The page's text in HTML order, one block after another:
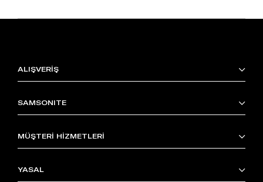
ALIŞVERİŞ
SAMSONITE
MÜŞTERİ HİZMETLERİ
YASAL